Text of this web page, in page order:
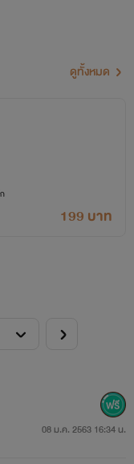
าคมให้จดจ้องจนมิ
ดูทั้งหมด
199 บาท
08 ม.ค. 2563 16:34 น.